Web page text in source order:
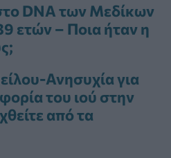
DNA των Μεδίκων
ετών – Ποια ήταν η
Ανησυχία για
του ιού στην
από τα